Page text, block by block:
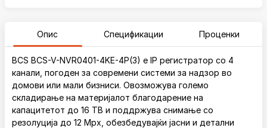
Опис Спецификации Проценки
BCS BCS-V-NVR0401-4KE-4P(3) е IP регистратор со 4
канали, погоден за современи системи за надзор во
домови или мали бизниси. Овозможува големо
складирање на материјалот благодарение на
капацитетот до 16 TB и поддржува снимање со
резолуција до 12 Mpx, обезбедувајќи јасни и детални